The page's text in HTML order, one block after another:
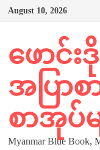
Skip
August 10, 2026
ဖောင်း
အပြာ
စာအုပ်မ
Myanmar Blue Book,